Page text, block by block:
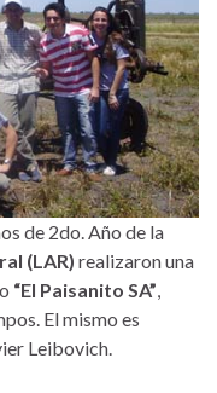
de 2do. Año de la
(LAR) realizaron una
“El Paisanito SA”,
El mismo es
Leibovich.